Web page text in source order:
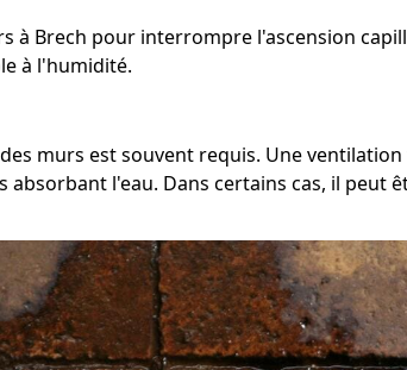
Brech pour interrompre l'ascension
à l'humidité.
murs est souvent requis. Une
l'eau. Dans certains cas, il peut